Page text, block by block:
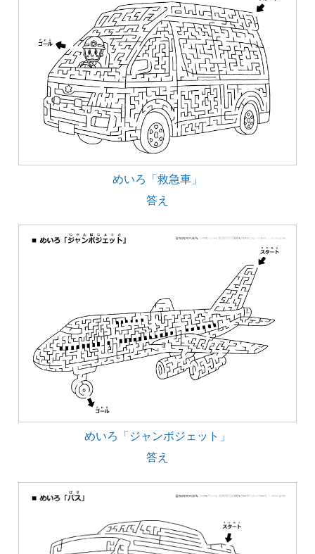
めいろ「救急車」
答え
めいろ「ジャンボジェット」
答え